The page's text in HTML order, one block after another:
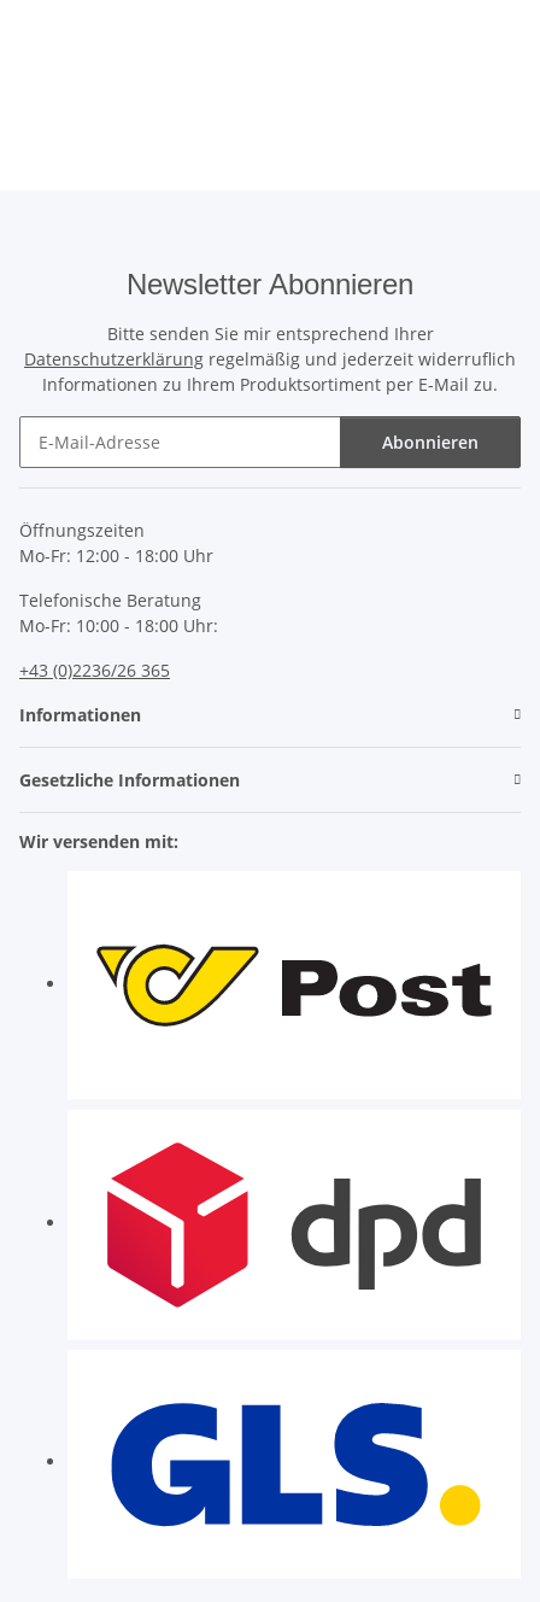
Newsletter Abonnieren
Bitte senden Sie mir entsprechend Ihrer
Datenschutzerklärung regelmäßig und jederzeit widerruflich
Informationen zu Ihrem Produktsortiment per E-Mail zu.
Abonnieren
Öffnungszeiten
Mo-Fr: 12:00 - 18:00 Uhr
Telefonische Beratung
Mo-Fr: 10:00 - 18:00 Uhr:
+43 (0)2236/26 365
Informationen
Gesetzliche Informationen
Wir versenden mit: